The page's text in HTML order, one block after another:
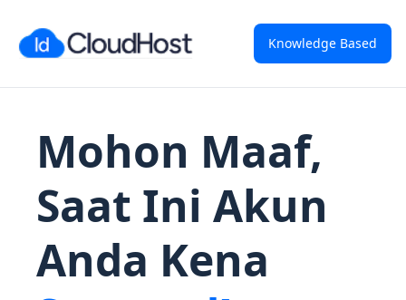
Knowledge Based
Mohon Maaf,
Saat Ini Akun
Anda Kena